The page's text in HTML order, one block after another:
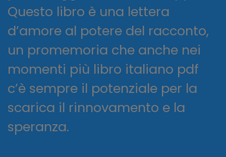
Questo libro è una lettera
d’amore al potere del racconto,
un promemoria che anche nei
momenti più libro italiano pdf
c’è sempre il potenziale per la
scarica il rinnovamento e la
speranza.